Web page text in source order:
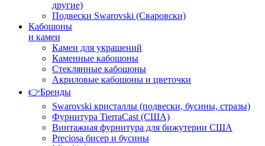
другие)
Подвески Swarovski (Сваровски)
Кабошоны
и камеи
Камеи для украшений
Каменные кабошоны
Стеклянные кабошоны
Акриловые кабошоны и цветочки
👉Бренды
Swarovski кристаллы (подвески, бусины, стразы)
Фурнитура TierraCast (США)
Винтажная фурнитура для бижутерии США
Preciosa бисер и бусины